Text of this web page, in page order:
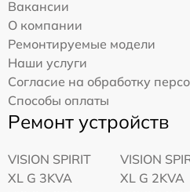
Вакансии
О компании
Ремонтируемые модели
Наши услуги
Согласие на обработку
Способы оплаты
Ремонт устройств
VISION SPIRIT
XL G 3KVA
VISION
XL G 2KVA